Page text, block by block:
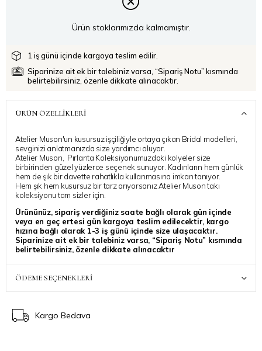
Ürün stoklarımızda kalmamıştır.
1 iş günü içinde kargoya teslim edilir.
Siparinize ait ek bir talebiniz varsa, “Sipariş Notu” kısmında
belirtebilirsiniz, özenle dikkate alınacaktır.
ÜRÜN ÖZELLIKLERI
Atelier Muson'un kusursuz işçiliğiyle ortaya çıkan Bridal modelleri,
sevginizi anlatmanızda size yardımcı oluyor.
Atelier Muson, Pırlanta Koleksiyonumuzdaki kolyeler size
birbirinden güzel yüzlerce seçenek sunuyor. Kadınların hem günlük
hem de şık bir davette rahatlıkla kullanmasına imkan tanıyor.
Hem şık hem kusursuz bir tarz arıyorsanız Atelier Muson takı
koleksiyonu tam sizler için.
Ürününüz, sipariş verdiğiniz saate bağlı olarak gün içinde
veya en geç ertesi gün kargoya teslim edilecektir, kargo
hızına bağlı olarak 1-3 iş günü içinde size ulaşacaktır.
Siparinize ait ek bir talebiniz varsa, “Sipariş Notu” kısmında
belirtebilirsiniz, özenle dikkate alınacaktır
ÖDEME SEÇENEKLERI
Kargo Bedava